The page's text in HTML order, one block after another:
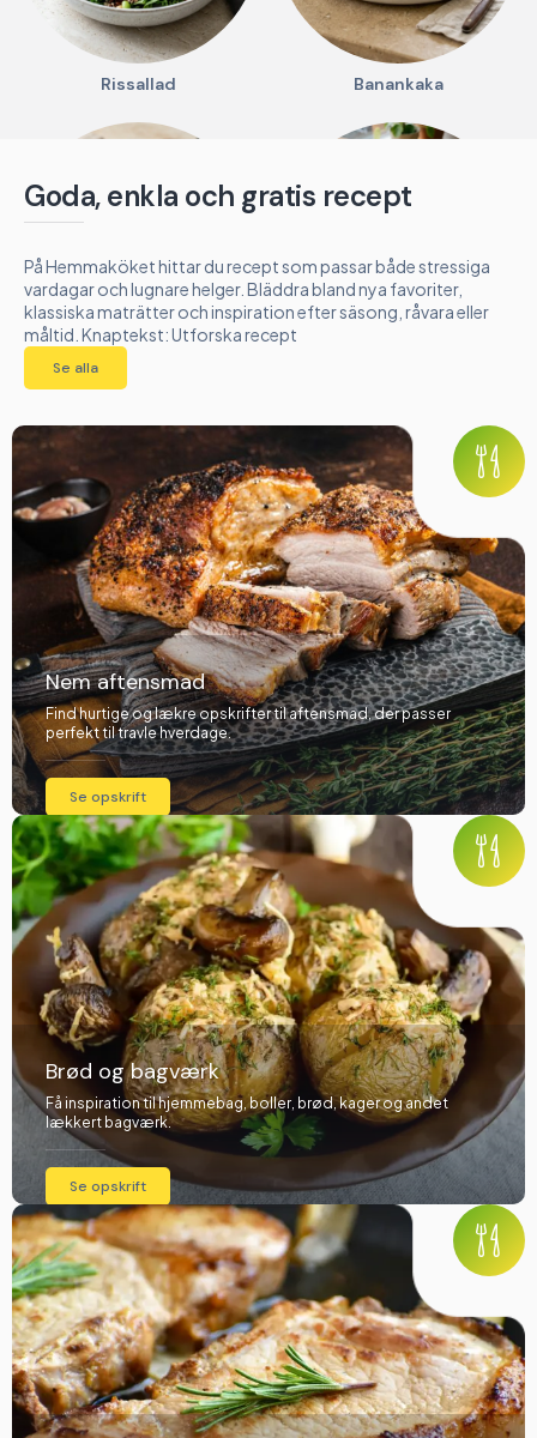
Rissallad Banankaka
Falafel i pitabröd
Goda, enkla och gratis recept
På Hemmaköket hittar du recept som passar både stressiga
vardagar och lugnare helger. Bläddra bland nya favoriter,
klassiska maträtter och inspiration efter säsong, råvara eller
måltid. Knaptekst: Utforska recept
Se alla
Nem aftensmad
Find hurtige og lækre opskrifter til aftensmad, der passer
perfekt til travle hverdage.
Se opskrift
Brød og bagværk
Få inspiration til hjemmebag, boller, brød, kager og andet
lækkert bagværk.
Se opskrift